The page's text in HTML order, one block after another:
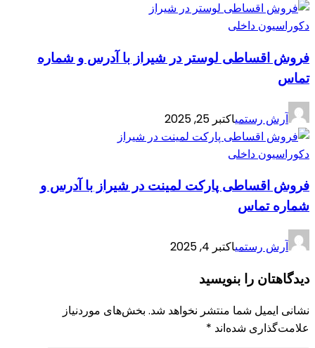
دکوراسیون داخلی
فروش اقساطی لوستر در شیراز با آدرس و شماره
تماس
آرش رستمیاکتبر 25, 2025
دکوراسیون داخلی
فروش اقساطی پارکت لمینت در شیراز با آدرس و
شماره تماس
آرش رستمیاکتبر 4, 2025
دیدگاهتان را بنویسید
نشانی ایمیل شما منتشر نخواهد شد. بخش‌های موردنیاز
علامت‌گذاری شده‌اند *